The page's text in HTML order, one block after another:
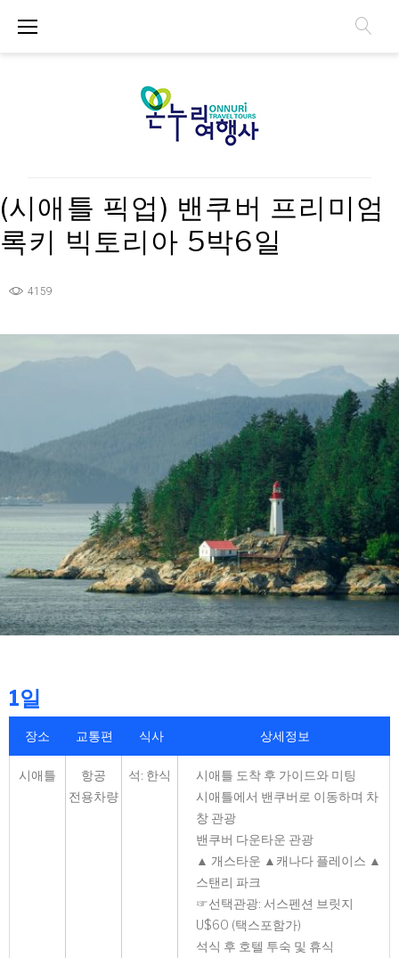
t
e
n
(시애틀 픽업) 밴쿠버 프리미엄
록키 빅토리아 5박6일
4159
1일
장소 교통편 식사 상세정보
시애틀
항공
전용차량
석: 한식
시애틀 도착 후 가이드와 미팅
시애틀에서 밴쿠버로 이동하며 차
창 관광
밴쿠버 다운타운 관광
▲ 개스타운 ▲캐나다 플레이스 ▲
스탠리 파크
☞선택관광: 서스펜션 브릿지
U$60 (택스포함가)
석식 후 호텔 투숙 및 휴식